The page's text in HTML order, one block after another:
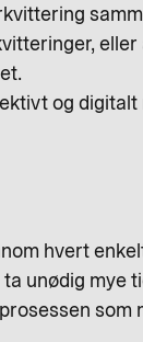
eller
og digitalt
hvert
unødig mye
som